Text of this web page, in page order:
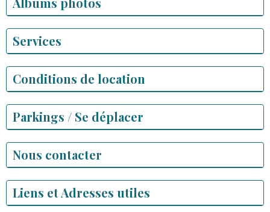
Services
Conditions de location
Parkings / Se déplacer
Nous contacter
Liens et Adresses utiles